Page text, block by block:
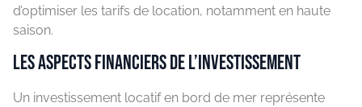
d’optimiser les tarifs de location, notamment en haute
saison.
Les aspects financiers de l’investissement
Un investissement locatif en bord de mer représente